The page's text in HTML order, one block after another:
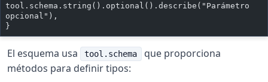
tool.schema.string().optional().describe("Parámetro
opcional"),
}
El esquema usa tool.schema
que proporciona
métodos para definir tipos: